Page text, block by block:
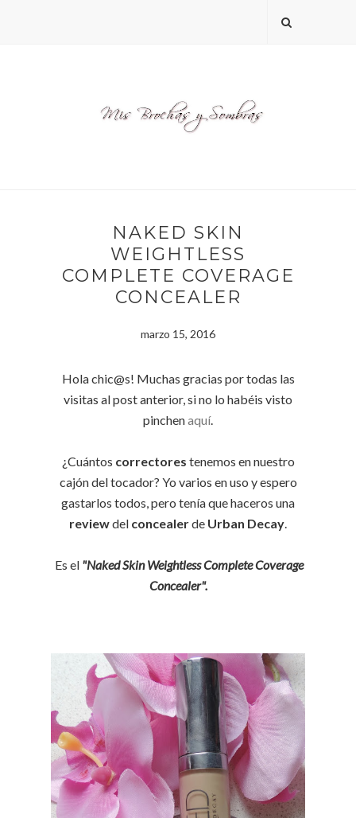
NAKED SKIN
WEIGHTLESS
COMPLETE COVERAGE
CONCEALER
marzo 15, 2016
Hola chic@s! Muchas gracias por todas las
visitas al post anterior, si no lo habéis visto
pinchenaquí.
¿Cuántos correctores tenemos en nuestro
cajón del tocador? Yo varios en uso y espero
gastarlos todos, pero tenía que haceros una
reviewdel concealerde Urban Decay.
Es el "Naked Skin Weightless Complete Coverage
Concealer".